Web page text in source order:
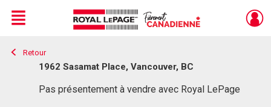
Live
En Direct
Menu
Retour
1962 Sasamat Place, Vancouver, BC
Pas présentement à vendre avec Royal LePage